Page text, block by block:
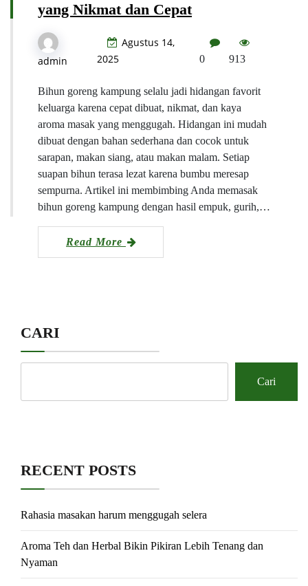
yang Nikmat dan Cepat
admin
Agustus 14,
2025
0 913
Bihun goreng kampung selalu jadi hidangan favorit
keluarga karena cepat dibuat, nikmat, dan kaya
aroma masak yang menggugah. Hidangan ini mudah
dibuat dengan bahan sederhana dan cocok untuk
sarapan, makan siang, atau makan malam. Setiap
suapan bihun terasa lezat karena bumbu meresap
sempurna. Artikel ini membimbing Anda memasak
bihun goreng kampung dengan hasil empuk, gurih,…
Read More
CARI
Cari
RECENT POSTS
Rahasia masakan harum menggugah selera
Aroma Teh dan Herbal Bikin Pikiran Lebih Tenang dan
Nyaman